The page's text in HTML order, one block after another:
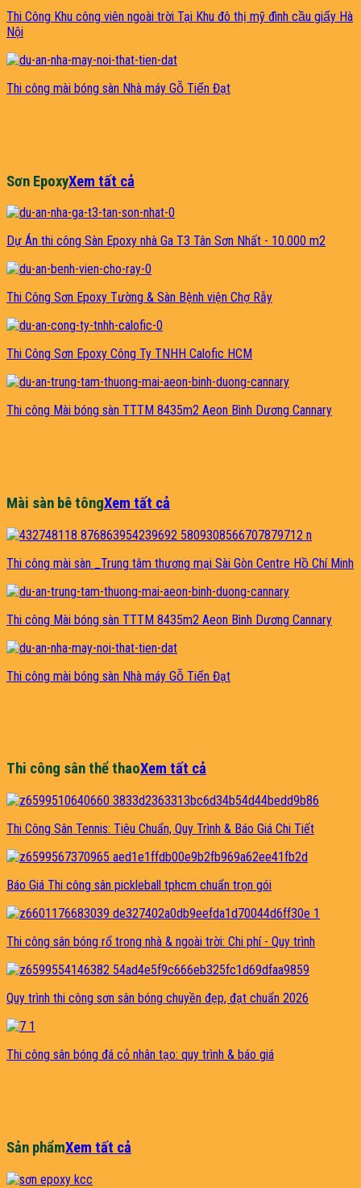
Thi Công Khu công viên ngoài trời Tại Khu đô thị mỹ đình cầu giấy Hà
Nội
Thi công mài bóng sàn Nhà máy Gỗ Tiến Đạt
Sơn EpoxyXem tất cả
Dự Án thi công Sàn Epoxy nhà Ga T3 Tân Sơn Nhất - 10.000 m2
Thi Công Sơn Epoxy Tường & Sàn Bệnh viện Chợ Rẫy
Thi Công Sơn Epoxy Công Ty TNHH Calofic HCM
Thi công Mài bóng sàn TTTM 8435m2 Aeon Bình Dương Cannary
Mài sàn bê tôngXem tất cả
Thi công mài sàn _Trung tâm thương mại Sài Gòn Centre Hồ Chí Minh
Thi công Mài bóng sàn TTTM 8435m2 Aeon Bình Dương Cannary
Thi công mài bóng sàn Nhà máy Gỗ Tiến Đạt
Thi công sân thể thaoXem tất cả
Thi Công Sân Tennis: Tiêu Chuẩn, Quy Trình & Báo Giá Chi Tiết
Báo Giá Thi công sân pickleball tphcm chuẩn trọn gói
Thi công sân bóng rổ trong nhà & ngoài trời: Chi phí - Quy trình
Quy trình thi công sơn sân bóng chuyền đẹp, đạt chuẩn 2026
Thi công sân bóng đá cỏ nhân tạo: quy trình & báo giá
Sản phẩmXem tất cả